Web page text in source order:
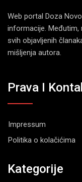
Web portal Doza
informacije.
svih objavljenih
mišljenja autora.
Prava I
Impressum
Politika o kolačićima
Kategorije